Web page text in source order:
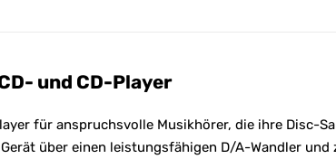
und CD-Player
für anspruchsvolle Musikhörer, die ihre Disc-
über einen leistungsfähigen D/A-Wandler